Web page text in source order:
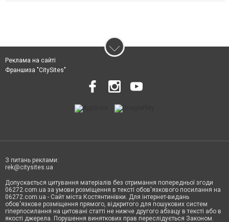
Реклама на сайті
Франшиза "CitySites"
З питань реклами:
rek@citysites.ua
Допускається цитування матеріалів без отримання попередньої згоди
06272.com.ua за умови розміщення в тексті обов'язкового посилання на
06272.com.ua - Сайт міста Костянтинівки. Для інтернет-видань
обов'язкове розміщення прямого, відкритого для пошукових систем
гіперпосилання на цитовані статті не нижче другого абзацу в тексті або в
якості джерела. Порушення виняткових прав переслідується Законом.